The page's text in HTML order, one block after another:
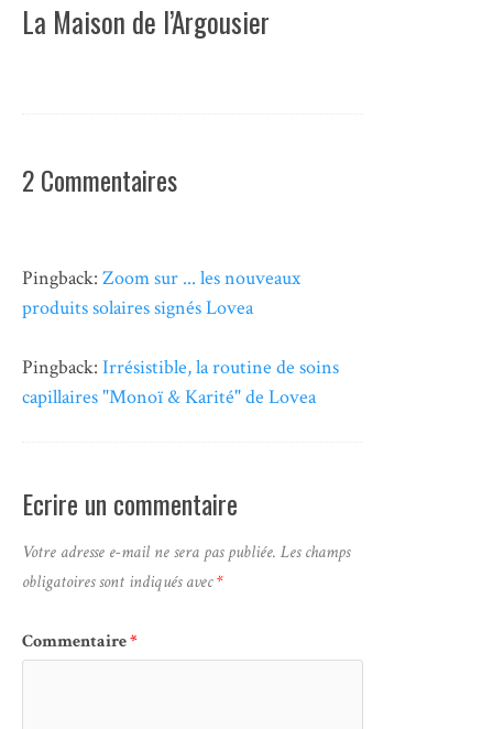
La Maison de l’Argousier
2 Commentaires
Pingback: Zoom sur ... les nouveaux
produits solaires signés Lovea
Pingback: Irrésistible, la routine de soins
capillaires "Monoï & Karité" de Lovea
Ecrire un commentaire
Votre adresse e-mail ne sera pas publiée. Les champs
obligatoires sont indiqués avec*
Commentaire*